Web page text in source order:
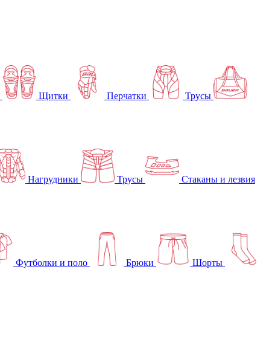
Щитки Перчатки Трусы
Нагрудники Трусы Стаканы и лезвия
Футболки и поло Брюки
Шорты